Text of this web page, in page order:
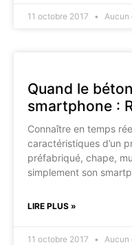
11 octobre 2017 Aucun
Quand le
smartphone :
Connaître en temps
caractéristiques d’un
préfabriqué, chape,
simplement son
LIRE PLUS »
11 octobre 2017 Aucun